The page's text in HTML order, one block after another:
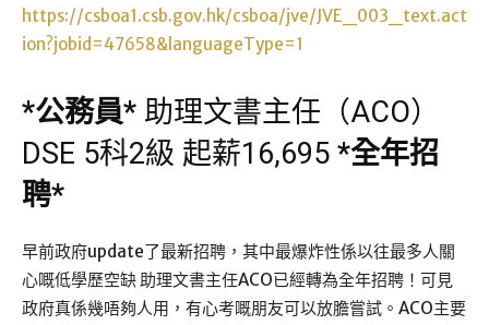
https://csboa1.csb.gov.hk/csboa/jve/JVE_003_text.act
ion?jobid=47658&languageType=1
*公務員* 助理文書主任（ACO）
DSE 5科2級 起薪16,695 *全年招
聘*
早前政府update了最新招聘，其中最爆炸性係以往最多人關
心嘅低學歷空缺 助理文書主任ACO已經轉為全年招聘！可見
政府真係幾唔夠人用，有心考嘅朋友可以放膽嘗試。ACO主要